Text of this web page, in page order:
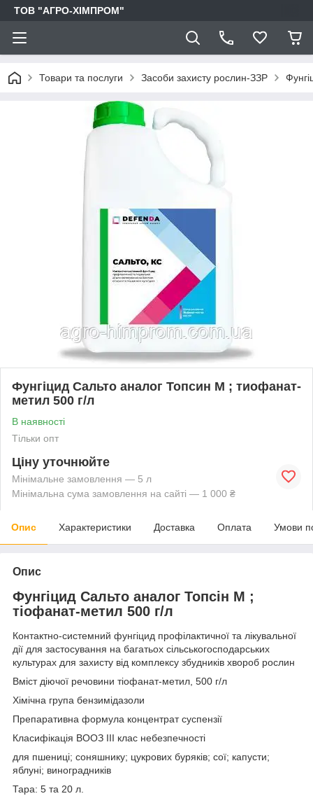
ТОВ "АГРО-ХІМПРОМ"
Товари та послуги Засоби захисту рослин-ЗЗР
Фунгіцид Сальто аналог Топсин М ; тиофанат-
метил 500 г/л
В наявності
Тільки опт
Ціну уточнюйте
Мінімальне замовлення — 5 л
Мінімальна сума замовлення на сайті — 1 000 ₴
Опис Характеристики Доставка Оплата Умови
Опис
Фунгіцид Сальто аналог Топсін М ;
тіофанат-метил 500 г/л
Контактно-системний фунгіцид профілактичної та лікувальної
дії для застосування на багатьох сільськогосподарських
культурах для захисту від комплексу збудників хвороб рослин
Вміст діючої речовини тіофанат-метил, 500 г/л
Хімічна група бензимідазоли
Препаративна формула концентрат суспензії
Класифікація ВООЗ III клас небезпечності
для пшениці; соняшнику; цукрових буряків; сої; капусти;
яблуні; виноградників
Тара: 5 та 20 л.